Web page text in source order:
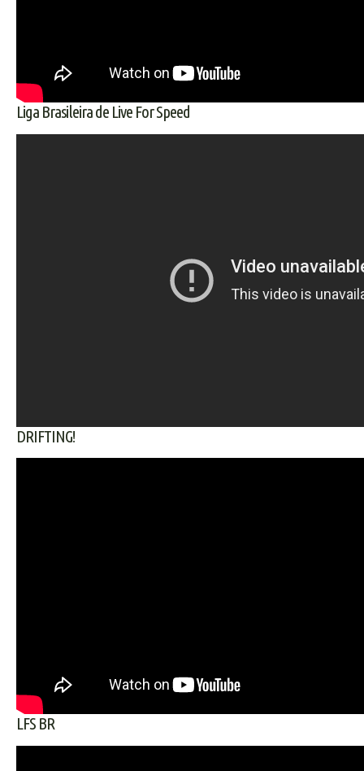
Liga Brasileira de Live For Speed
DRIFTING!
LFS BR